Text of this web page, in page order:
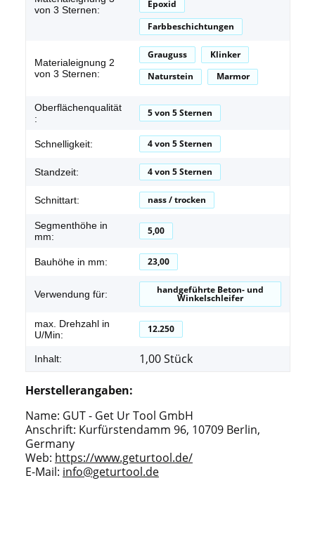
von 3 Sternen:
Epoxid
Farbbeschichtungen
Materialeignung 2
von 3 Sternen:
Grauguss
Klinker
Naturstein
Marmor
Oberflächenqualität
:
5 von 5 Sternen
Schnelligkeit: 4 von 5 Sternen
Standzeit: 4 von 5 Sternen
Schnittart: nass / trocken
Segmenthöhe in
mm:
5,00
Bauhöhe in mm: 23,00
Verwendung für: handgeführte Beton- und
Winkelschleifer
max. Drehzahl in
U/Min:
12.250
Inhalt: 1,00 Stück
Herstellerangaben:
Name: GUT - Get Ur Tool GmbH
Anschrift: Kurfürstendamm 96, 10709 Berlin,
Germany
Web: https://www.geturtool.de/
E-Mail: info@geturtool.de